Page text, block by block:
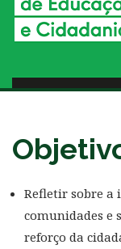
Inscrição
Repositório
Edições
3ª Edição
Refletir sobre a
comunidades e
reforço da